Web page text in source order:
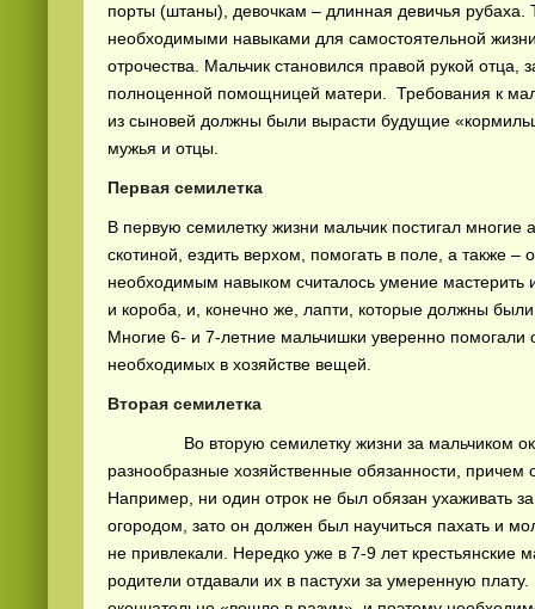
порты (штаны), девочкам – длинная девичья рубаха.
необходимыми навыками для самостоятельной
отрочества. Мальчик становился правой рукой отца,
полноценной помощницей матери. Требования к
из сыновей должны были вырасти будущие
мужья и отцы.
Первая семилетка
В первую семилетку жизни мальчик постигал многие
скотиной, ездить верхом, помогать в поле, а также
необходимым навыком считалось умение мастерить
и короба, и, конечно же, лапти, которые должны
Многие 6- и 7-летние мальчишки уверенно
необходимых в хозяйстве вещей.
Вторая семилетка
Во вторую семилетку жизни за мальчиком
разнообразные хозяйственные обязанности,
Например, ни один отрок не был обязан ухаживать
огородом, зато он должен был научиться пахать и
не привлекали. Нередко уже в 7-9 лет крестьянские
родители отдавали их в пастухи за умеренную
видеоонлайн